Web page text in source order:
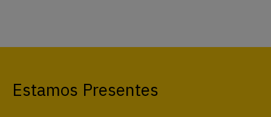
Estamos Presentes